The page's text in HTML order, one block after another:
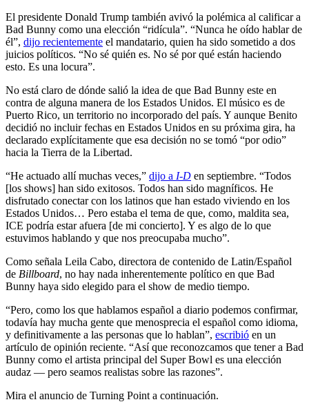
El presidente Donald Trump también avivó la polémica al calificar a
Bad Bunny como una elección “ridícula”. “Nunca he oído hablar de
él”, dijo recientemente el mandatario, quien ha sido sometido a dos
juicios políticos. “No sé quién es. No sé por qué están haciendo
esto. Es una locura”.
No está claro de dónde salió la idea de que Bad Bunny este en
contra de alguna manera de los Estados Unidos. El músico es de
Puerto Rico, un territorio no incorporado del país. Y aunque Benito
decidió no incluir fechas en Estados Unidos en su próxima gira, ha
declarado explícitamente que esa decisión no se tomó “por odio”
hacia la Tierra de la Libertad.
“He actuado allí muchas veces,” dijo a I-D en septiembre. “Todos
[los shows] han sido exitosos. Todos han sido magníficos. He
disfrutado conectar con los latinos que han estado viviendo en los
Estados Unidos… Pero estaba el tema de que, como, maldita sea,
ICE podría estar afuera [de mi concierto]. Y es algo de lo que
estuvimos hablando y que nos preocupaba mucho”.
Como señala Leila Cabo, directora de contenido de Latin/Español
de Billboard, no hay nada inherentemente político en que Bad
Bunny haya sido elegido para el show de medio tiempo.
“Pero, como los que hablamos español a diario podemos confirmar,
todavía hay mucha gente que menosprecia el español como idioma,
y definitivamente a las personas que lo hablan”, escribió en un
artículo de opinión reciente. “Así que reconozcamos que tener a Bad
Bunny como el artista principal del Super Bowl es una elección
audaz — pero seamos realistas sobre las razones”.
Mira el anuncio de Turning Point a continuación.